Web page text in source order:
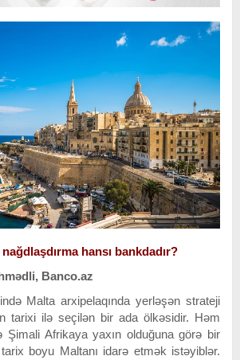
hansı bankdadır?
Banco.az
Malta arxipelaqında yerləşən strateji
tarixi ilə seçilən bir ada ölkəsidir. Həm
Şimali Afrikaya yaxın olduğuna görə bir
boyu Maltanı idarə etmək istəyiblər.